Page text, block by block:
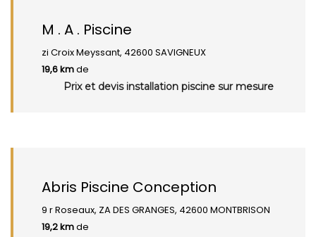
M . A . Piscine
zi Croix Meyssant, 42600 SAVIGNEUX
19,6 kmde
Prix et devis installation piscine sur mesure
Abris Piscine Conception
9 r Roseaux, ZA DES GRANGES, 42600 MONTBRISON
19,2 kmde